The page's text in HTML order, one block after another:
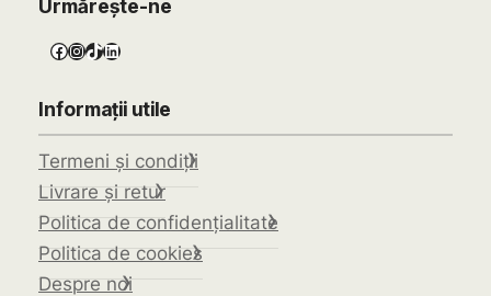
Urmărește-ne
Facebook
Instagram
TikTok
LinkedIn
Informații utile
Termeni și condiții
Livrare și retur
Politica de confidențialitate
Politica de cookies
Despre noi